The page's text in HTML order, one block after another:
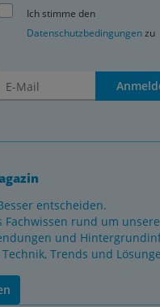
Ich stimme den
Datenschutzbedingungenzu
entscheiden.
Fachwissen rund um
und
Trends und